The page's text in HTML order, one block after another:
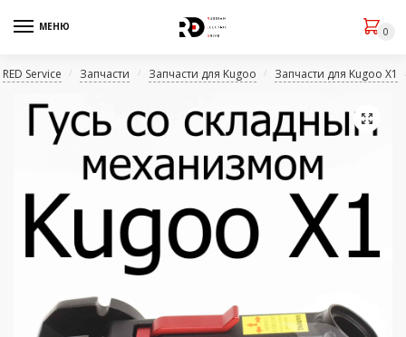
МЕНЮ 0
RED Service / Запчасти / Запчасти для Kugoo / Запчасти для Kugoo X1
🔍